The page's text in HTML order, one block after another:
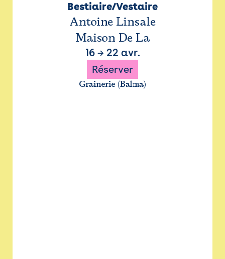
Bestiaire/Vestaire
Antoine Linsale
Maison De La
16→ 22 avr.
Réserver
Grainerie (Balma)